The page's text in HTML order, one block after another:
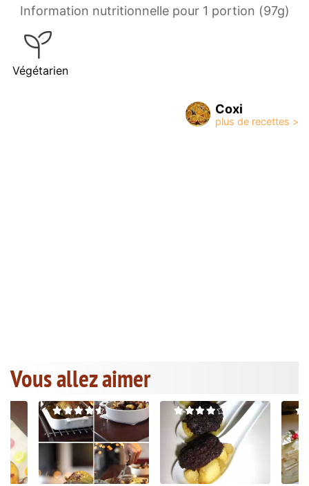
Information nutritionnelle pour 1 portion (97g)
Végétarien
Coxi
Vous allez aimer